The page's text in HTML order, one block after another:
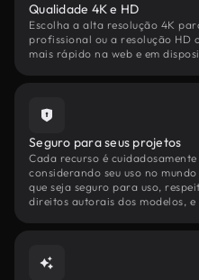
Qualidade 4K e HD
Escolha a alta resolução 4K
profissional ou a resolução HD
mais rápido na web e em
Seguro para seus projetos
Cada recurso é
considerando seu uso no
que seja seguro para uso,
direitos autorais dos modelos,